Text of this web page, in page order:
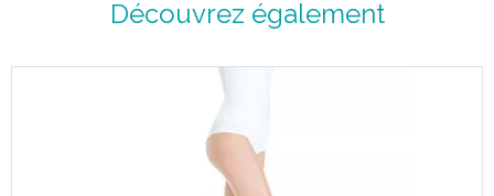
Découvrez également